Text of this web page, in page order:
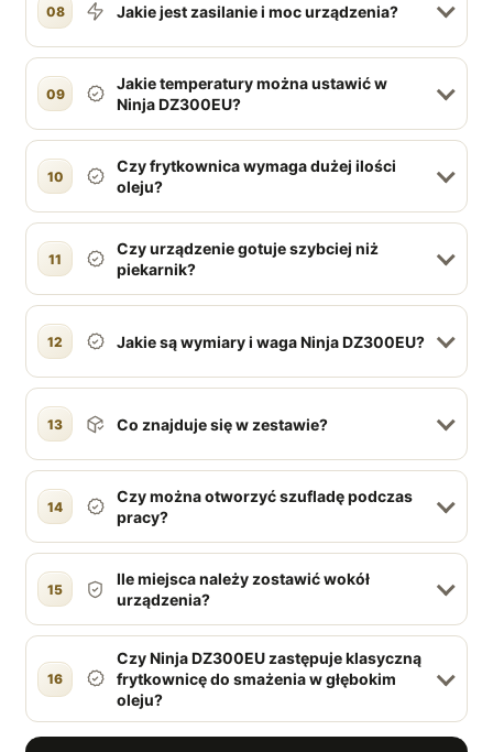
08 Jakie jest zasilanie i moc urządzenia?
09
Jakie temperatury można ustawić w
Ninja DZ300EU?
10
Czy frytkownica wymaga dużej ilości
oleju?
11
Czy urządzenie gotuje szybciej niż
piekarnik?
12 Jakie są wymiary i waga Ninja DZ300EU?
13 Co znajduje się w zestawie?
14
Czy można otworzyć szufladę podczas
pracy?
15
Ile miejsca należy zostawić wokół
urządzenia?
16
Czy Ninja DZ300EU zastępuje klasyczną
frytkownicę do smażenia w głębokim
oleju?